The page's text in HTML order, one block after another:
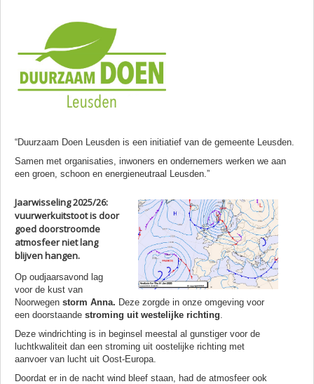
“Duurzaam Doen Leusden is een initiatief van de gemeente Leusden.
Samen met organisaties, inwoners en ondernemers werken we aan
een groen, schoon en energieneutraal Leusden.”
Jaarwisseling 2025/26:
vuurwerkuitstoot is door
goed doorstroomde
atmosfeer niet lang
blijven hangen.
Op oudjaarsavond lag
voor de kust van
Noorwegen storm Anna. Deze zorgde in onze omgeving voor
een doorstaande stroming uit westelijke richting
Deze windrichting is in beginsel meestal al gunstiger voor de
luchtkwaliteit dan een stroming uit oostelijke richting met
aanvoer van lucht uit Oost-Europa.
Doordat er in de nacht wind bleef staan, had de atmosfeer ook